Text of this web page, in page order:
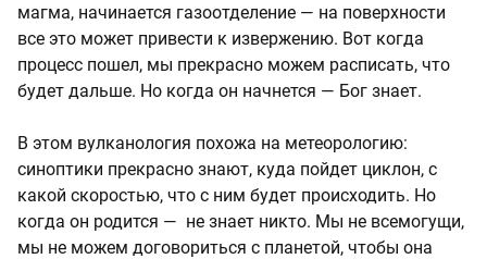
магма, начинается газоотделение — на поверхности
все это может привести к извержению. Вот когда
процесс пошел, мы прекрасно можем расписать, что
будет дальше. Но когда он начнется — Бог знает.
В этом вулканология похожа на метеорологию:
синоптики прекрасно знают, куда пойдет циклон, с
какой скоростью, что с ним будет происходить. Но
когда он родится — не знает никто. Мы не всемогущи,
мы не можем договориться с планетой, чтобы она